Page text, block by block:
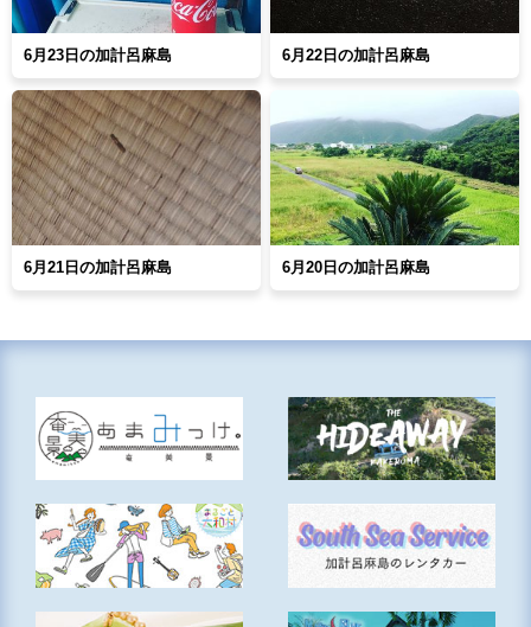
6月23日の加計呂麻島 6月22日の加計呂麻島
6月21日の加計呂麻島 6月20日の加計呂麻島